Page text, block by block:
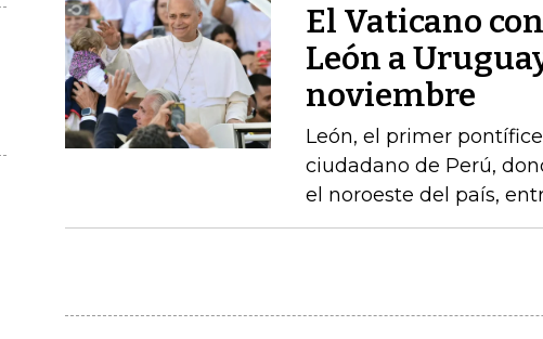
El Vaticano
León a
noviembre
León, el primer
ciudadano de Perú,
el noroeste del país,